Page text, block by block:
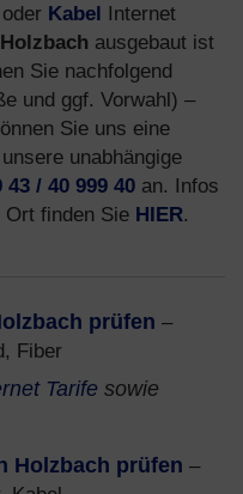
oder Kabel Internet
Holzbach ausgebaut ist
Sie nachfolgend
und ggf. Vorwahl) –
Sie uns eine
unabhängige
43 / 40 999 40 an. Infos
finden Sie HIER.
prüfen –
Fiber
Tarife sowie
Holzbach prüfen –